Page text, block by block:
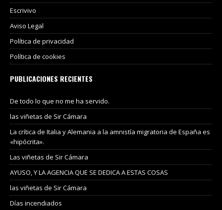
Escrivivo
Aviso Legal
Política de privacidad
Política de cookies
PUBLICACIONES RECIENTES
De todo lo que no me ha servido.
las viñetas de Sir Cámara
La crítica de Italia y Alemania a la amnistía migratoria de España es
«hipócrita».
Las viñetas de Sir Cámara
AYUSO, Y LA AGENCIA QUE SE DEDICA A ESTAS COSAS
las viñetas de Sir Cámara
Días incendiados